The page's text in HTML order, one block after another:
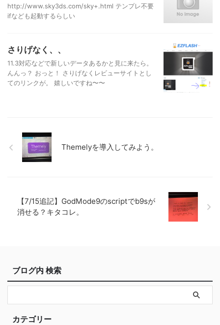
http://www.sky3ds.com/sky+.html テンプレ不要
ifなども起動するらしい
さりげなく、、
11.3対応などで新しいデータあるかと見に来たら。
んんっ？ おっと！ さりげなくレビューサイトとし
てのリンクが。 嬉しいですね〜〜
Themelyを導入してみよう。
【7/15追記】GodMode9のscriptでb9sが
消せる？キタコレ。
ブログ内 検索
カテゴリー